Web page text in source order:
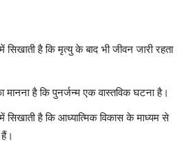
है कि मृत्यु के बाद भी जीवन जारी रहता
है कि पुनर्जन्म एक वास्तविक घटना है।
है कि आध्यात्मिक विकास के माध्यम से